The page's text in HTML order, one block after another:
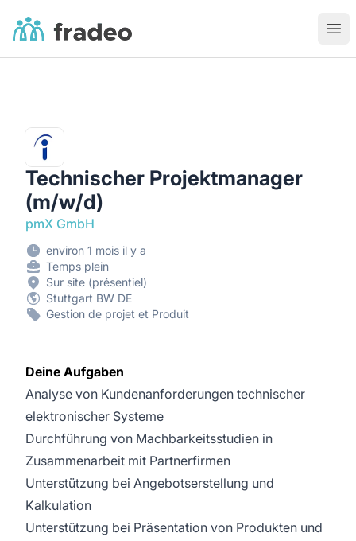
Fradeo
Technischer Projektmanager
(m/w/d)
pmX GmbH
environ 1 mois il y a
Temps plein
Sur site (présentiel)
Stuttgart BW DE
Gestion de projet et Produit
Deine Aufgaben
Analyse von Kundenanforderungen technischer
elektronischer Systeme
Durchführung von Machbarkeitsstudien in
Zusammenarbeit mit Partnerfirmen
Unterstützung bei Angebotserstellung und
Kalkulation
Unterstützung bei Präsentation von Produkten und